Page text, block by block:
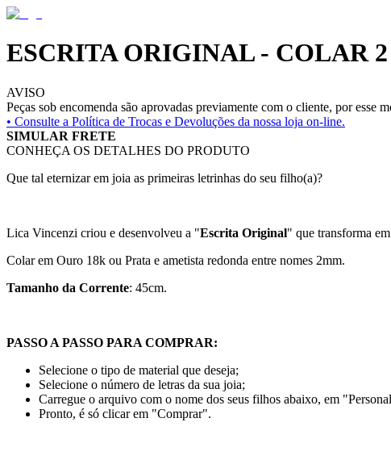
ESCRITA ORIGINAL - COLAR
AVISO
Peças sob encomenda são aprovadas previamente com o cliente, por esse
• Consulte a Política de Trocas e Devoluções da nossa loja on-line.
SIMULAR FRETE
CONHEÇA OS DETALHES DO PRODUTO
Que tal eternizar em joia as primeiras letrinhas do seu filho(a)?
Lica Vincenzi criou e desenvolveu a "Escrita Original" que transforma
Colar em Ouro 18k ou Prata e ametista redonda entre nomes 2mm.
Tamanho da Corrente: 45cm.
PASSO A PASSO PARA COMPRAR:
Selecione o tipo de material que deseja;
Selecione o número de letras da sua joia;
Carregue o arquivo com o nome dos seus filhos abaixo, em
Pronto, é só clicar em "Comprar".